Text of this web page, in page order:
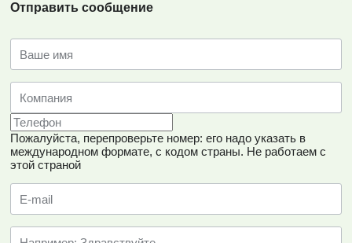
Отправить сообщение
Пожалуйста, перепроверьте номер: его надо указать в
международном формате, с кодом страны. Не работаем с
этой страной